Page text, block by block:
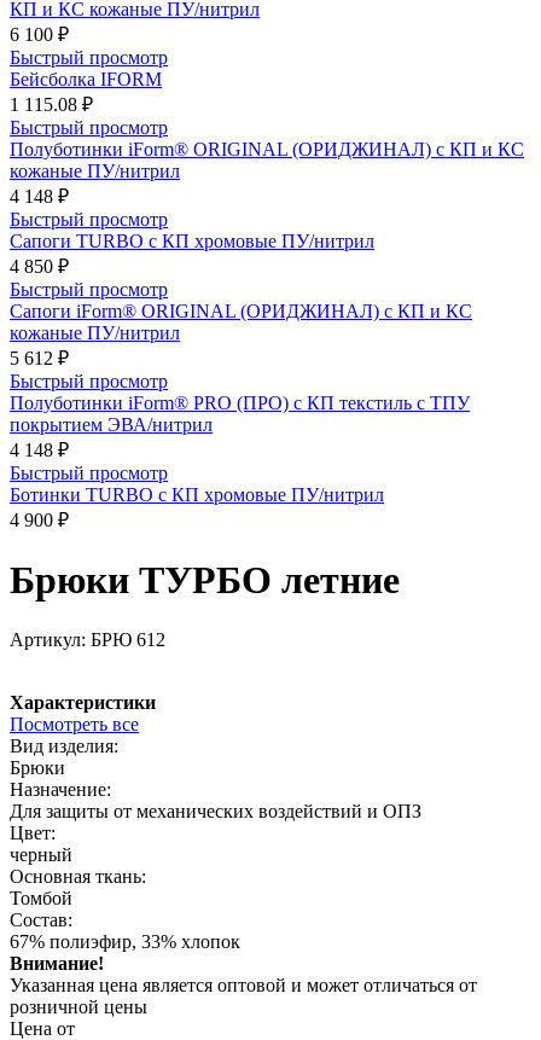
КП и КС кожаные ПУ/нитрил
6 100 ₽
Быстрый просмотр
Бейсболка IFORM
1 115.08 ₽
Быстрый просмотр
Полуботинки iForm® ORIGINAL (ОРИДЖИНАЛ) с КП и КС
кожаные ПУ/нитрил
4 148 ₽
Быстрый просмотр
Сапоги TURBO с КП хромовые ПУ/нитрил
4 850 ₽
Быстрый просмотр
Сапоги iForm® ORIGINAL (ОРИДЖИНАЛ) с КП и КС
кожаные ПУ/нитрил
5 612 ₽
Быстрый просмотр
Полуботинки iForm® PRO (ПРО) с КП текстиль с ТПУ
покрытием ЭВА/нитрил
4 148 ₽
Быстрый просмотр
Ботинки TURBO с КП хромовые ПУ/нитрил
4 900 ₽
Брюки ТУРБО летние
Артикул: БРЮ 612
Характеристики
Посмотреть все
Вид изделия:
Брюки
Назначение:
Для защиты от механических воздействий и ОПЗ
Цвет:
черный
Основная ткань:
Томбой
Состав:
67% полиэфир, 33% хлопок
Внимание!
Указанная цена является оптовой и может отличаться от
розничной цены
Цена от